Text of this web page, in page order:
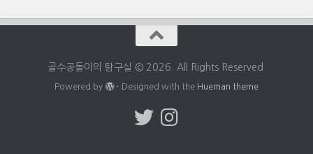
골수공돌이의 탐구실 © 2026. All Rights Reserved.
Powered by - Designed with the Hueman theme